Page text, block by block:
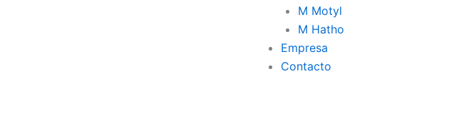
M Motyl
M Hatho
Empresa
Contacto